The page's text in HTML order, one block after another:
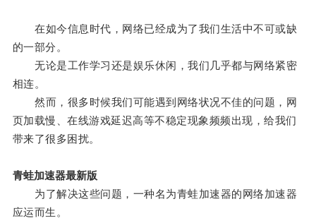
在如今信息时代，网络已经成为了我们生活中不可或缺
的一部分。
无论是工作学习还是娱乐休闲，我们几乎都与网络紧密
相连。
然而，很多时候我们可能遇到网络状况不佳的问题，网
页加载慢、在线游戏延迟高等不稳定现象频频出现，给我们
带来了很多困扰。
青蛙加速器最新版
为了解决这些问题，一种名为青蛙加速器的网络加速器
应运而生。